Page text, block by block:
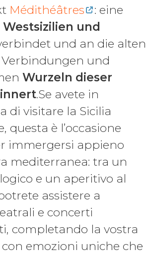
Médithéâtres
: eine
Westsizilien und
und an die alten
und
Wurzeln dieser
.Se avete in
di visitare la Sicilia
questa è l’occasione
immergersi appieno
mediterranea: tra un
e un aperitivo al
assistere a
e concerti
completando la vostra
emozioni uniche che